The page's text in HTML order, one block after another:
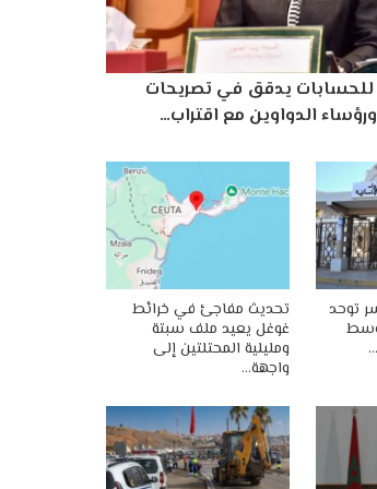
للحسابات يدقق في تصريحات
ورؤساء الدواوين مع اقتراب…
توحد
وسط
تحديث مفاجئ في خرائط
غوغل يعيد ملف سبتة
ومليلية المحتلتين إلى
واجهة…